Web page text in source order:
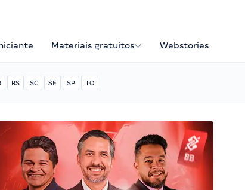
Materiais gratuitos Webstories
RS SC SE SP TO